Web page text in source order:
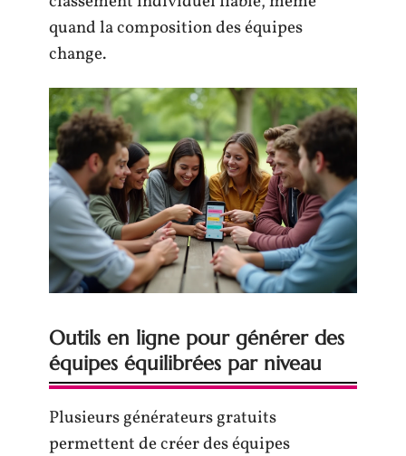
quand la composition des équipes
change.
Outils en ligne pour générer des
équipes équilibrées par niveau
Plusieurs générateurs gratuits
permettent de créer des équipes